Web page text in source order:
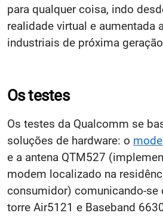
para qualquer coisa, indo
realidade virtual e aumentada
industriais de próxima
Os testes
Os testes da Qualcomm se
soluções de hardware: o
e a antena QTM527
modem localizado na
consumidor) comunicando-se
torre Air5121 e Baseband